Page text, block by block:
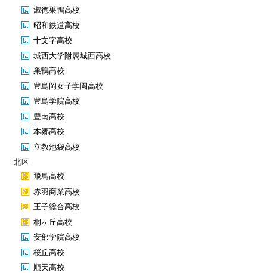
淑徳巣鴨高校
昭和鉄道高校
十文字高校
城西大学附属城西高校
巣鴨高校
豊島岡女子学園高校
豊島学院高校
豊南高校
本郷高校
立教池袋高校
北区
飛鳥高校
赤羽商業高校
王子総合高校
桐ヶ丘高校
安部学院高校
桜丘高校
順天高校